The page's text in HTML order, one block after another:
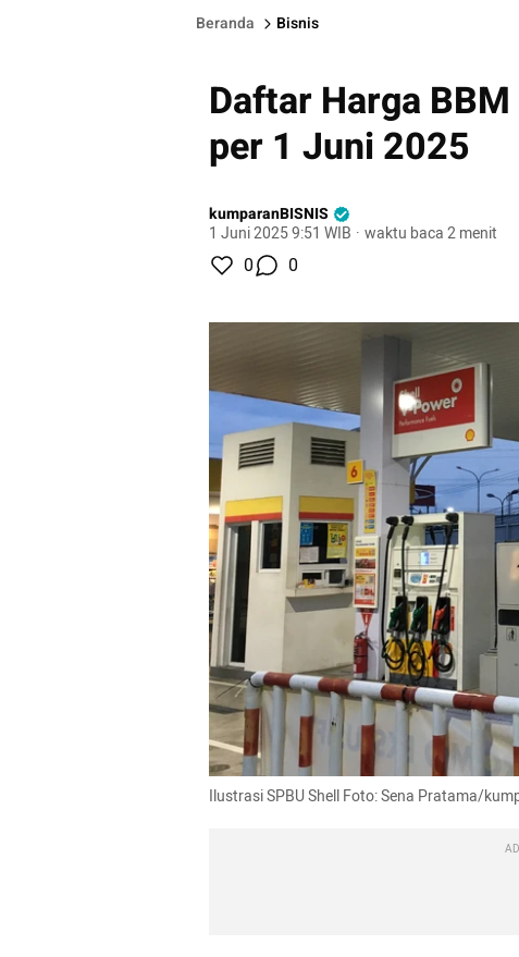
Beranda Bisnis
Daftar Harga
per 1 Juni 2025
kumparanBISNIS
1 Juni 2025 9:51 WIB · waktu baca 2 menit
0 0
Ilustrasi SPBU Shell Foto: Sena Pratama/